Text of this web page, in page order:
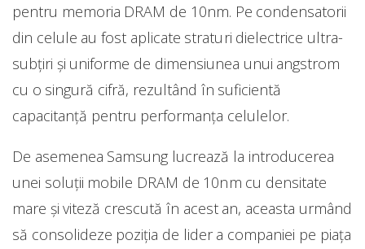
pentru memoria DRAM de 10nm. Pe condensatorii
din celule au fost aplicate straturi dielectrice ultra-
subțiri și uniforme de dimensiunea unui angstrom
cu o singură cifră, rezultând în suficientă
capacitanță pentru performanța celulelor.
De asemenea Samsung lucrează la introducerea
unei soluții mobile DRAM de 10nm cu densitate
mare și viteză crescută în acest an, aceasta urmând
să consolideze poziția de lider a companiei pe piața